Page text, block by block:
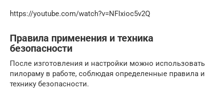
https://youtube.com/watch?v=NFIxioc5v2Q
Правила применения и техника
безопасности
После изготовления и настройки можно использовать
пилораму в работе, соблюдая определенные правила и
технику безопасности.